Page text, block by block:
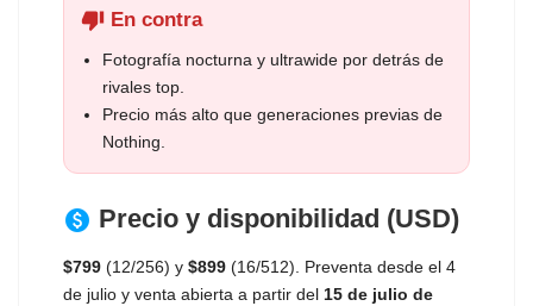
thumb_down En contra
Fotografía nocturna y ultrawide por detrás de
rivales top.
Precio más alto que generaciones previas de
Nothing.
paid Precio y disponibilidad (USD)
$799 (12/256) y $899 (16/512). Preventa desde el 4
de julio y venta abierta a partir del 15 de julio de